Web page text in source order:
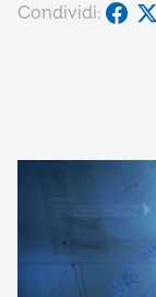
Condividi: